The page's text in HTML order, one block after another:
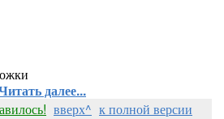
далее...
вверх^ к полной версии